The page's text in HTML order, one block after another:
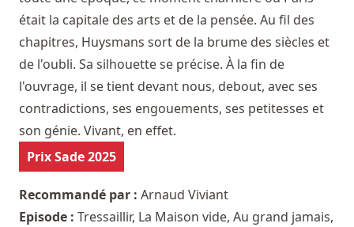
était la capitale des arts et de la pensée. Au fil des
chapitres, Huysmans sort de la brume des siècles et
de l'oubli. Sa silhouette se précise. À la fin de
l'ouvrage, il se tient devant nous, debout, avec ses
contradictions, ses engouements, ses petitesses et
son génie. Vivant, en effet.
Prix Sade 2025
Recommandé par : Arnaud Viviant
Episode : Tressaillir, La Maison vide, Au grand jamais,